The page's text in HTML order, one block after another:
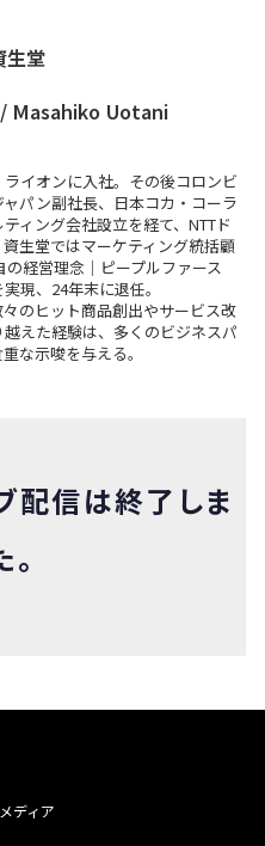
生堂
Masahiko Uotani
イオンに入社。その後コロンビ
パン副社長、日本コカ・コーラ
ィング会社設立を経て、NTTド
生堂ではマーケティング統括顧
経営理念｜ピープルファース
現、24年末に退任。
のヒット商品創出やサービス改
えた経験は、多くのビジネスパ
な示唆を与える。
配信は終了しま
ディア